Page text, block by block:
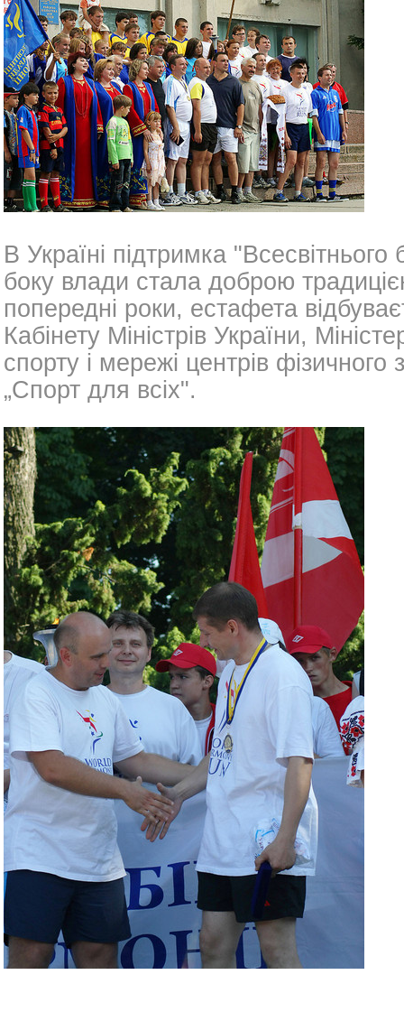
В Україні підтримка "Всесвітнього
боку влади стала доброю
попередні роки, естафета
Кабінету Міністрів України,
спорту і мережі центрів
„Спорт для всіх".